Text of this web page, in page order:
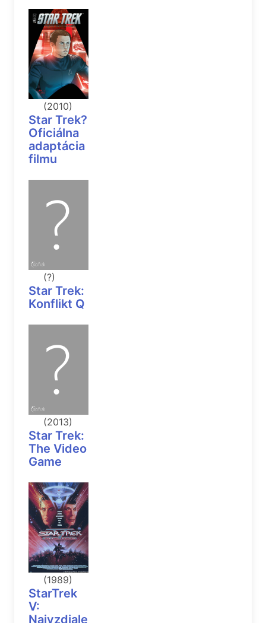
(2010)
Star Trek?
Oficiálna
adaptácia
filmu
(?)
Star Trek:
Konflikt Q
(2013)
Star Trek:
The Video
Game
(1989)
StarTrek
V:
Najvzdiale